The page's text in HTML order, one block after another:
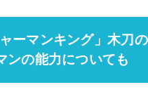
ーマンキング」木刀
ンの能力についても